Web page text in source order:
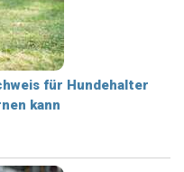
für Hundehalter
kann